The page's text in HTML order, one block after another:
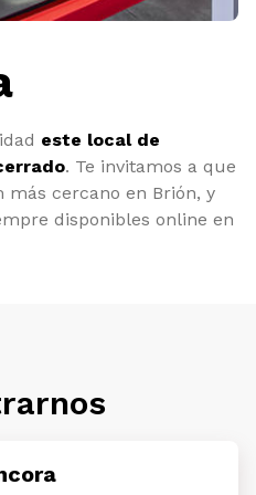
este local de
. Te invitamos a que
cercano en Brión, y
disponibles online en